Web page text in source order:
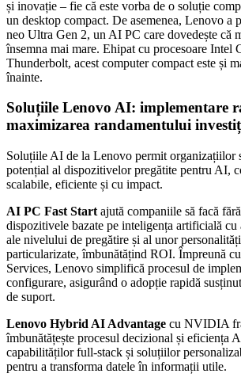
și inovație – fie că este vorba de o soluție
un desktop compact. De asemenea, Lenovo a
neo Ultra Gen 2, un AI PC care dovedește că
însemna mai mare. Ehipat cu procesoare Intel
Thunderbolt, acest computer compact este și
înainte.
Soluțiile Lenovo AI: implementare
maximizarea randamentului
Soluțiile AI de la Lenovo permit organizațiilor
potențial al dispozitivelor pregătite pentru AI,
scalabile, eficiente și cu impact.
AI PC Fast Start ajută companiile să facă
dispozitivele bazate pe inteligența artificială
ale nivelului de pregătire și al unor
particularizate, îmbunătățind ROI. Împreună
Services, Lenovo simplifică procesul de
configurare, asigurând o adopție rapidă
de suport.
Lenovo Hybrid AI Advantage cu NVIDIA
îmbunătățește procesul decizional și eficiența
capabilităților full-stack și soluțiilor
pentru a transforma datele în informații utile.